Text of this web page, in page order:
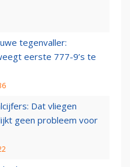
tegenvaller:
eerste 777-9’s te
Dat vliegen
geen probleem voor